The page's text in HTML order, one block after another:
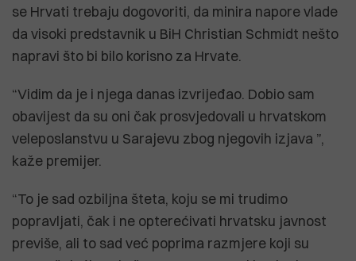
se Hrvati trebaju dogovoriti, da minira napore vlade
da visoki predstavnik u BiH Christian Schmidt nešto
napravi što bi bilo korisno za Hrvate.
“Vidim da je i njega danas izvrijeđao. Dobio sam
obavijest da su oni čak prosvjedovali u hrvatskom
veleposlanstvu u Sarajevu zbog njegovih izjava ”,
kaže premijer.
“To je sad ozbiljna šteta, koju se mi trudimo
popravljati, čak i ne opterećivati hrvatsku javnost
previše, ali to sad već poprima razmjere koji su